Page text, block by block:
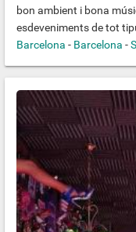
bon ambient i bona
esdeveniments de tot
Barcelona - Barcelona -